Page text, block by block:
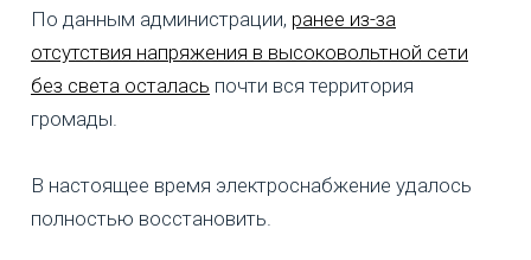
По данным администрации, ранее из-за
отсутствия напряжения в высоковольтной сети
без света осталась почти вся территория
громады.
В настоящее время электроснабжение удалось
полностью восстановить.